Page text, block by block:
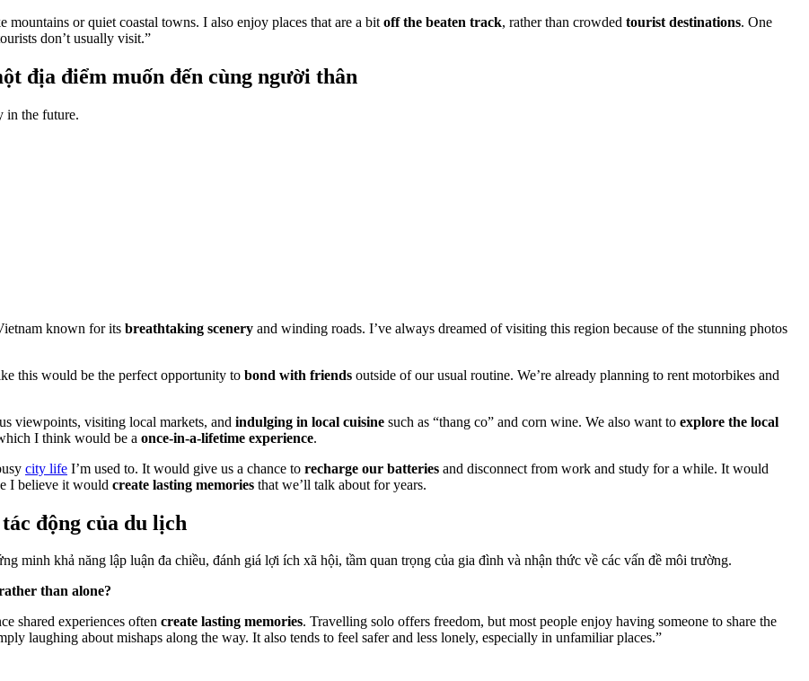
mountains or quiet coastal towns. I also enjoy places that are a bit off the beaten track, rather than crowded tourist destinations. One
don’t usually visit.”
địa điểm muốn đến cùng người thân
in the future.
known for its breathtaking scenery and winding roads. I’ve always dreamed of visiting this region because of the stunning photos
this would be the perfect opportunity to bond with friends outside of our usual routine. We’re already planning to rent motorbikes and
viewpoints, visiting local markets, and indulging in local cuisine such as “thang co” and corn wine. We also want to explore the local
I think would be a once-in-a-lifetime experience.
city life I’m used to. It would give us a chance to recharge our batteries and disconnect from work and study for a while. It would
I believe it would create lasting memories that we’ll talk about for years.
động của du lịch
minh khả năng lập luận đa chiều, đánh giá lợi ích xã hội, tầm quan trọng của gia đình và nhận thức về các vấn đề môi trường.
than alone?
shared experiences often create lasting memories. Travelling solo offers freedom, but most people enjoy having someone to share the
laughing about mishaps along the way. It also tends to feel safer and less lonely, especially in unfamiliar places.”